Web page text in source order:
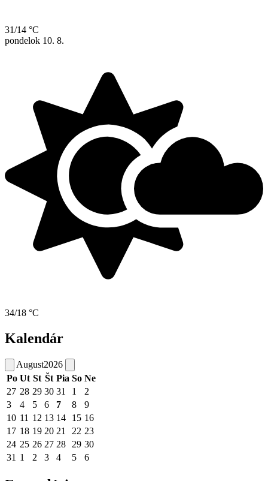
31/14 °C
pondelok 10. 8.
34/18 °C
Kalendár
August2026
Po Ut St Št Pia So Ne
27 28 29 30 31 1
2
3
4 5 6 7 8
9
10 11 12 13 14 15 16
17 18 19 20 21 22 23
24 25 26 27 28 29 30
31 1 2 3 4 5 6